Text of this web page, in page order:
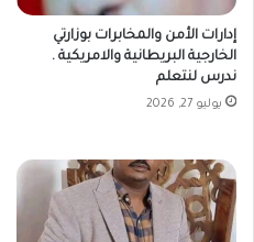
إدارات الأمن والمخابرات بوزارتي
الخارجية البريطانية والامريكية .
ندرس لنتعلم
يوليو 27, 2026